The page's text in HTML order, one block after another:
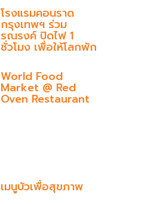
โรงแรมคอนราด
กรุงเทพฯ ร่วม
รณรงค์ ปิดไฟ 1
ชั่วโมง เพื่อให้โลกพัก
World Food
Market @ Red
Oven Restaurant
เมนูบัวเพื่อสุขภาพ